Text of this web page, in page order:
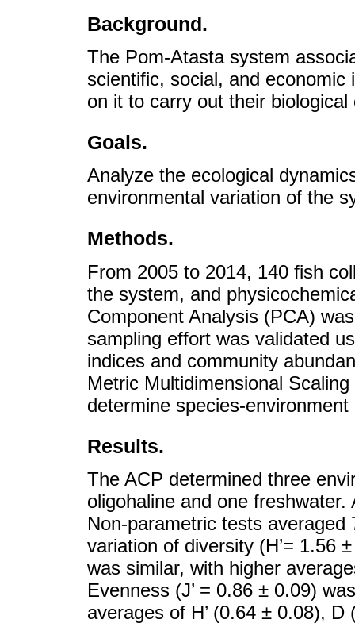
Background.
The Pom-Atasta system
scientific, social, and
on it to carry out their biological
Goals.
Analyze the ecological
environmental variation of the
Methods.
From 2005 to 2014, 140 fish
the system, and
Component Analysis (PCA)
sampling effort was validated
indices and community
Metric Multidimensional
determine species-
Results.
The ACP determined three
oligohaline and one
Non-parametric tests
variation of diversity (H’= 1.56
was similar, with higher
Evenness (J’ = 0.86 ± 0.09)
averages of H’ (0.64 ± 0.08),